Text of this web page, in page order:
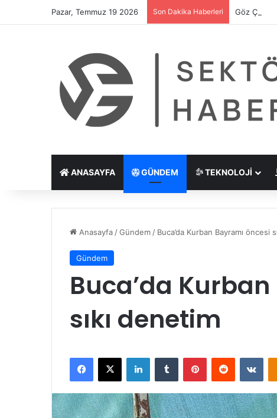
Pazar, Temmuz 19 2026 Son Dakika Haberleri Göz
ANASAYFA GÜNDEM TEKNOLOJI
Anasayfa /Gündem / Buca’da Kurban Bayramı öncesi
Gündem
Buca’da
sıkı denetim